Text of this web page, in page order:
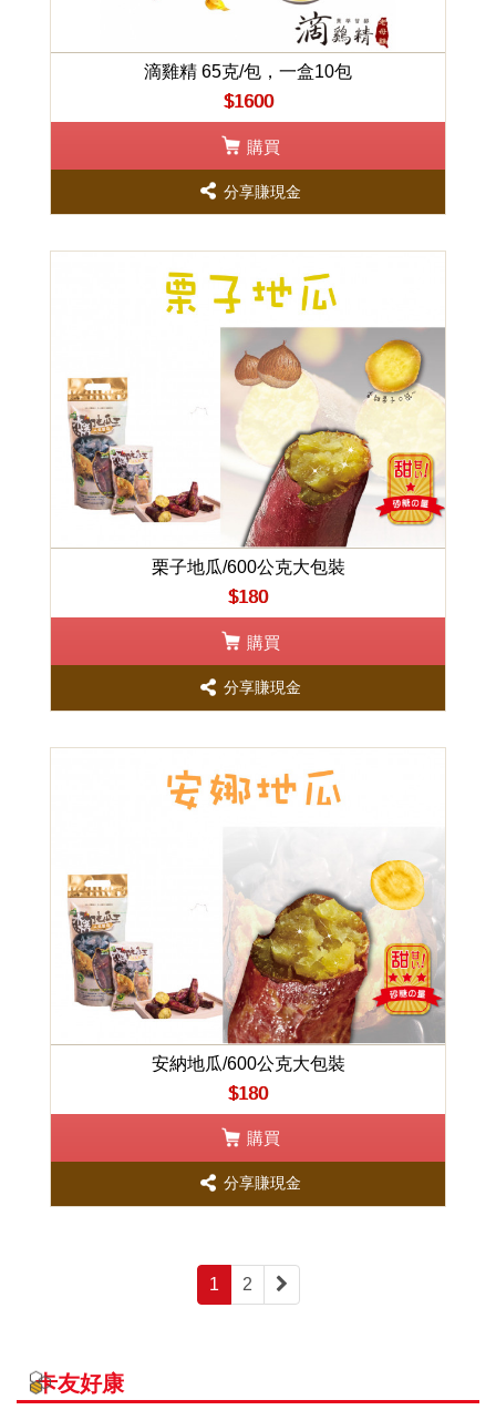
滴雞精 65克/包，一盒10包
$1600
購買
分享賺現金
栗子地瓜/600公克大包裝
$180
購買
分享賺現金
安納地瓜/600公克大包裝
$180
購買
分享賺現金
1 2
卡友好康